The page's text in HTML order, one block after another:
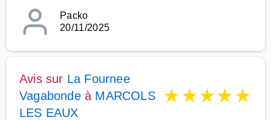
Packo
20/11/2025
Avis sur La Fournee
Vagabondeà MARCOLS
LES EAUX
★★★★★